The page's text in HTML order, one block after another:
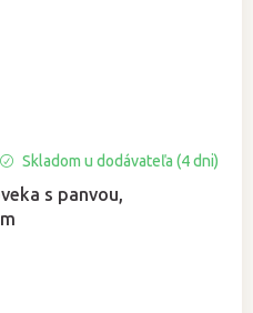
s panvou,
Skladom u dodávateľa (4 dni)